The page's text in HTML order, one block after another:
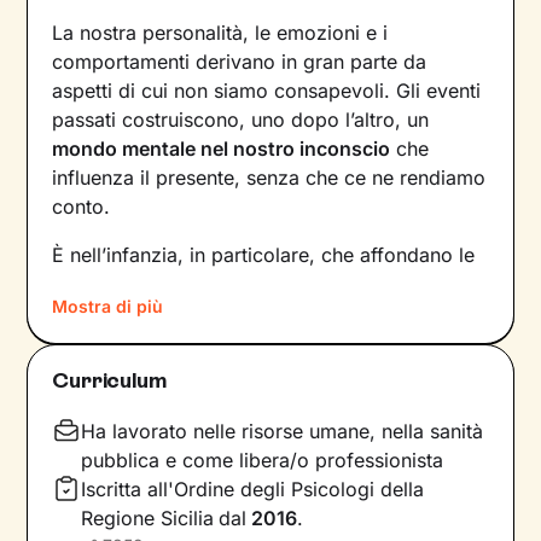
La nostra personalità, le emozioni e i
comportamenti derivano in gran parte da
aspetti di cui non siamo consapevoli. Gli eventi
passati costruiscono, uno dopo l’altro, un
mondo mentale nel nostro inconscio che
influenza il presente, senza che ce ne rendiamo
conto.
È nell’infanzia, in particolare, che affondano le
e agire: leesperienze vissute in famiglia
infatti, vengono apprese, memorizzate e
riproposte nelle relazioni successive.
che in età adulta si attivano in maniera
automatica - è la chiave per innescare il
cambiamento.
Conoscere noi stessi significa
Mostra di più
Curriculum
Ha lavorato nelle risorse umane, nella sanità
pubblica e come libera/o professionista
Iscritta all'Ordine degli Psicologi della
Regione Sicilia dal 2016.